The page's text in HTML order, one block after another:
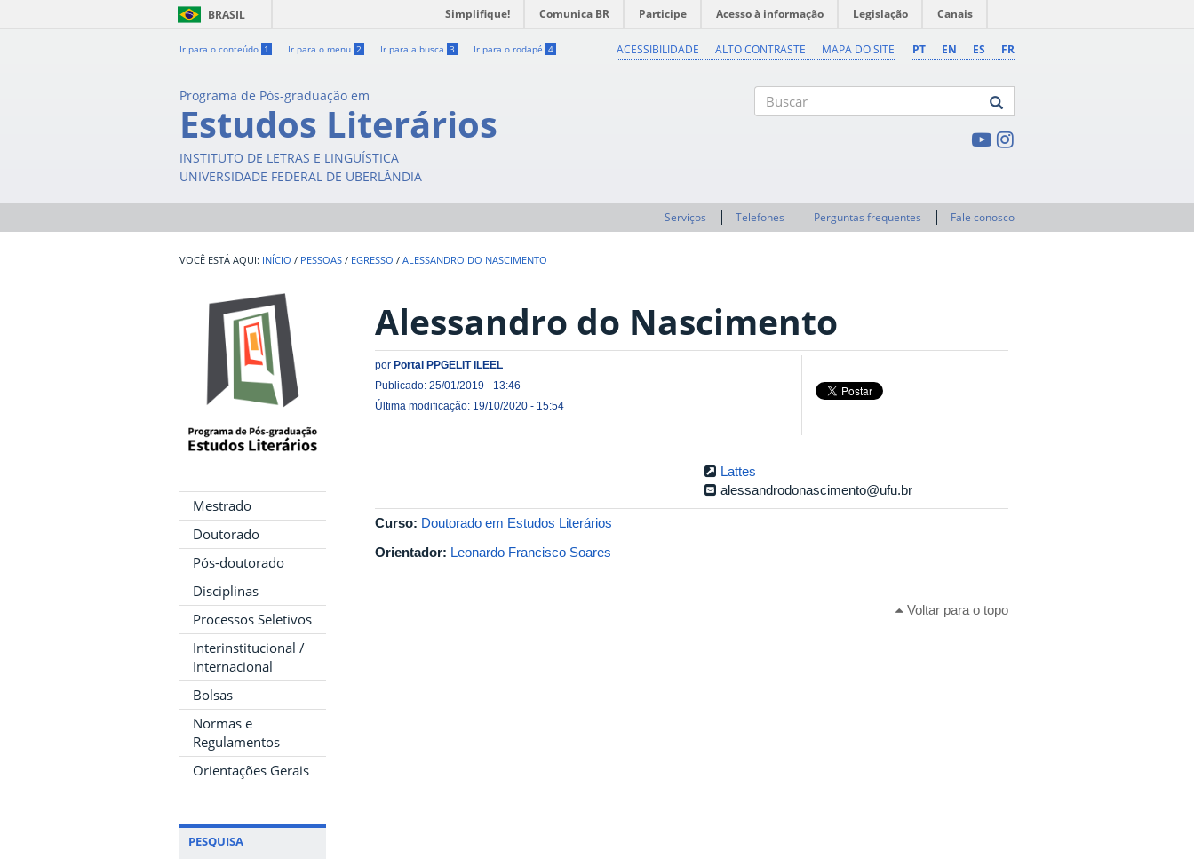
BRASIL Simplifique! Comunica BR Participe Acesso à informação Legislação Canais
Ir para o conteúdo 1 Ir para o menu 2 Ir para a busca 3 Ir para o rodapé 4 PT EN ES FR
ACESSIBILIDADE ALTO CONTRASTE MAPA DO SITE
Programa de Pós-graduação em
Estudos Literários
INSTITUTO DE LETRAS E LINGUÍSTICA
UNIVERSIDADE FEDERAL DE UBERLÂNDIA
Serviços Telefones Perguntas frequentes Fale conosco
INÍCIO / PESSOAS / EGRESSO / ALESSANDRO DO NASCIMENTO
Mestrado
Doutorado
Pós-doutorado
Disciplinas
Processos Seletivos
Interinstitucional /
Internacional
Bolsas
Normas e
Regulamentos
Orientações Gerais
PESQUISA
Alessandro do Nascimento
por Portal PPGELIT ILEEL
Publicado: 25/01/2019 - 13:46
Última modificação: 19/10/2020 - 15:54
Lattes
alessandrodonascimento@ufu.br
Curso: Doutorado em Estudos Literários
Orientador: Leonardo Francisco Soares
Voltar para o topo